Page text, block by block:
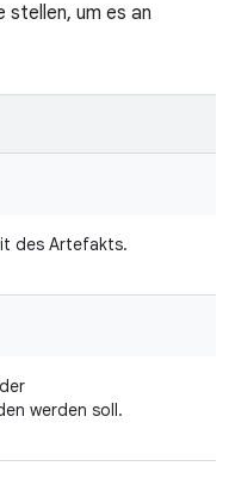
um es an
des Artefakts.
werden soll.